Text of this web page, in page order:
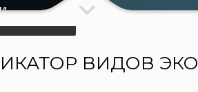
ВИДОВ